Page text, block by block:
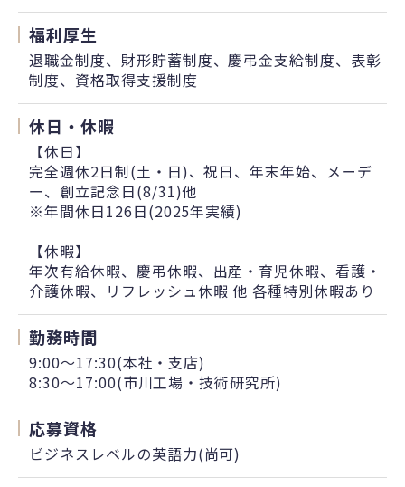
福利厚生
退職金制度、財形貯蓄制度、慶弔金支給制度、表彰
制度、資格取得支援制度
休日・休暇
【休日】
完全週休2日制(土・日)、祝日、年末年始、メーデ
ー、創立記念日(8/31)他
※年間休日126日(2025年実績)
【休暇】
年次有給休暇、慶弔休暇、出産・育児休暇、看護・
介護休暇、リフレッシュ休暇 他 各種特別休暇あり
勤務時間
9:00～17:30(本社・支店)
8:30～17:00(市川工場・技術研究所)
応募資格
ビジネスレベルの英語力(尚可)